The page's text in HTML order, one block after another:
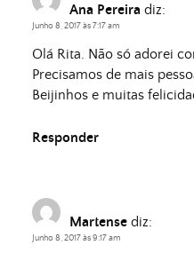
Ana Pereira diz:
Junho 8, 2017 às 7:17 am
Olá Rita. Não só adorei
Precisamos de mais
Beijinhos e muitas
Responder
Martense diz:
Junho 8, 2017 às 9:17 am